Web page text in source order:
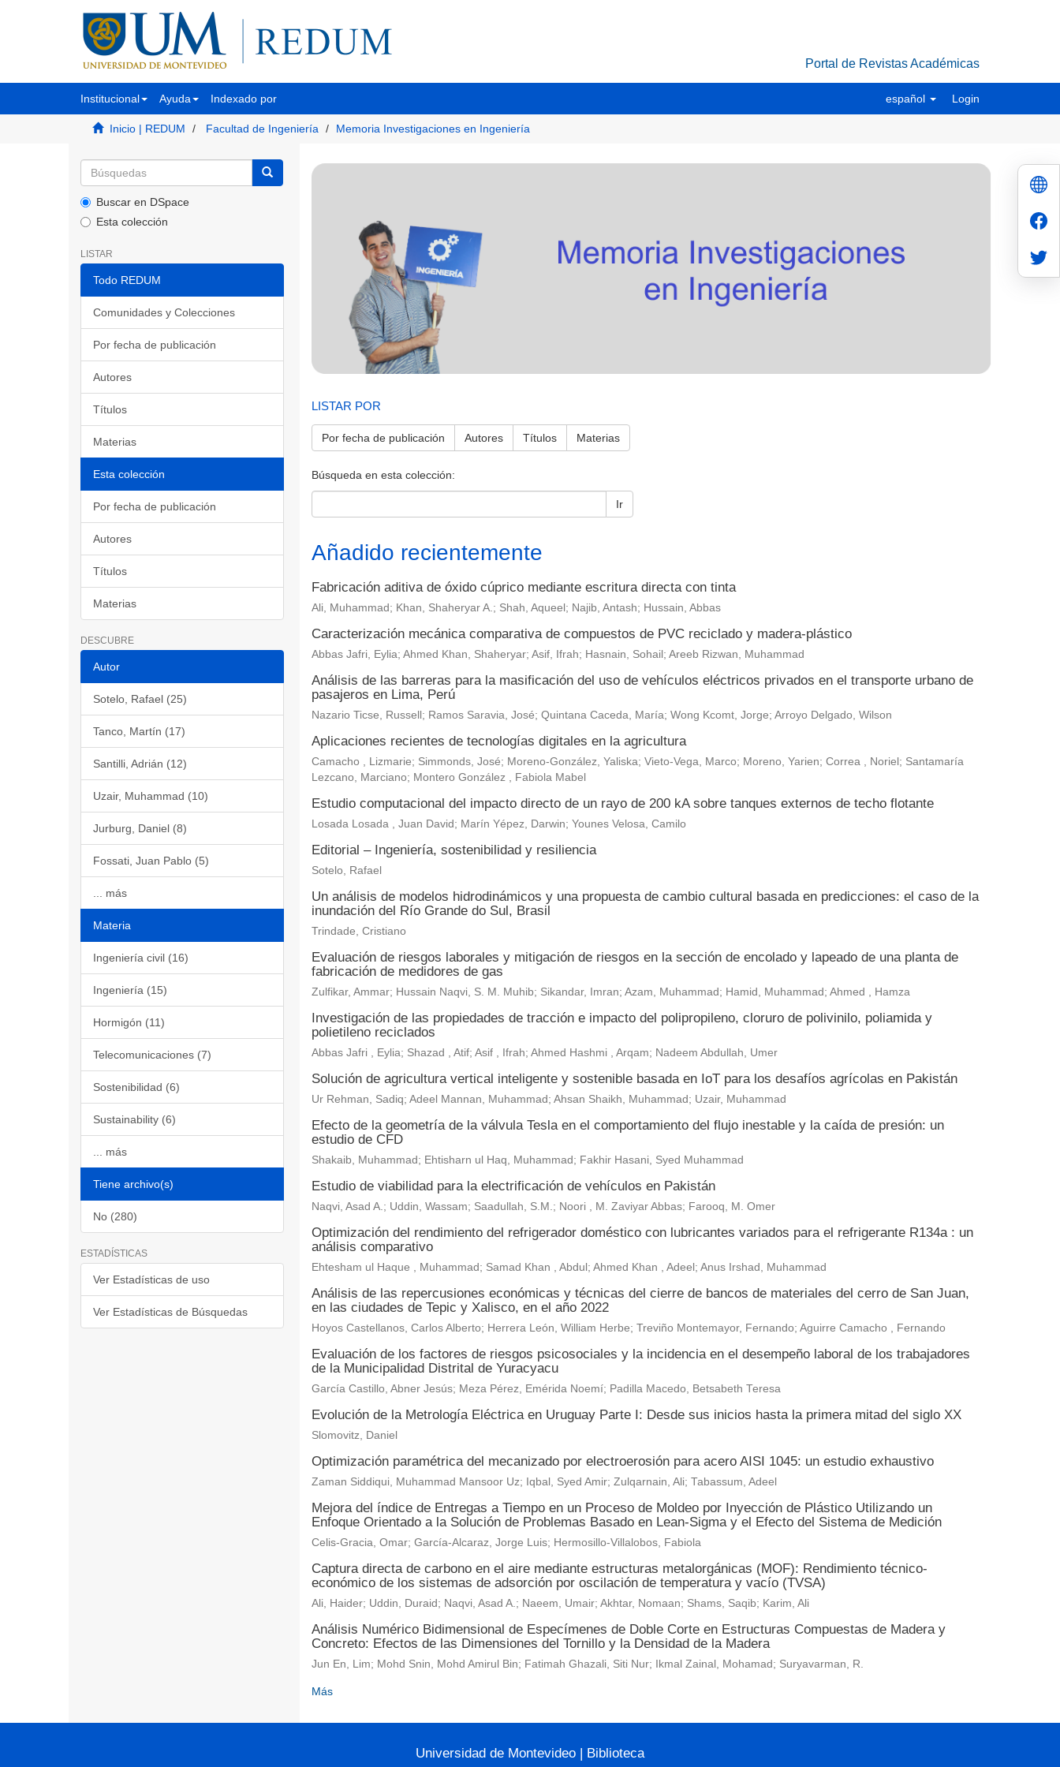
Portal de Revistas Académicas
Institucional Ayuda Indexado por español Login
Inicio | REDUM Facultad de Ingeniería Memoria Investigaciones en Ingeniería
Buscar en DSpace
Esta colección
LISTAR
Todo REDUM
Comunidades y Colecciones
Por fecha de publicación
Autores
Títulos
Materias
Esta colección
Por fecha de publicación
Autores
Títulos
Materias
DESCUBRE
Autor
Sotelo, Rafael (25)
Tanco, Martín (17)
Santilli, Adrián (12)
Uzair, Muhammad (10)
Jurburg, Daniel (8)
Fossati, Juan Pablo (5)
... más
Materia
Ingeniería civil (16)
Ingeniería (15)
Hormigón (11)
Telecomunicaciones (7)
Sostenibilidad (6)
Sustainability (6)
... más
Tiene archivo(s)
No (280)
ESTADÍSTICAS
Ver Estadísticas de uso
Ver Estadísticas de Búsquedas
LISTAR POR
Por fecha de publicación Autores Títulos Materias
Búsqueda en esta colección:
Ir
Añadido recientemente
Fabricación aditiva de óxido cúprico mediante escritura directa con tinta
Ali, Muhammad; Khan, Shaheryar A.; Shah, Aqueel; Najib, Antash; Hussain, Abbas
Caracterización mecánica comparativa de compuestos de PVC reciclado y madera-plástico
Abbas Jafri, Eylia; Ahmed Khan, Shaheryar; Asif, Ifrah; Hasnain, Sohail; Areeb Rizwan, Muhammad
Análisis de las barreras para la masificación del uso de vehículos eléctricos privados en el transporte urbano de
pasajeros en Lima, Perú
Nazario Ticse, Russell; Ramos Saravia, José; Quintana Caceda, María; Wong Kcomt, Jorge; Arroyo Delgado, Wilson
Aplicaciones recientes de tecnologías digitales en la agricultura
Camacho , Lizmarie; Simmonds, José; Moreno-González, Yaliska; Vieto-Vega, Marco; Moreno, Yarien; Correa , Noriel; Santamaría
Lezcano, Marciano; Montero González , Fabiola Mabel
Estudio computacional del impacto directo de un rayo de 200 kA sobre tanques externos de techo flotante
Losada Losada , Juan David; Marín Yépez, Darwin; Younes Velosa, Camilo
Editorial – Ingeniería, sostenibilidad y resiliencia
Sotelo, Rafael
Un análisis de modelos hidrodinámicos y una propuesta de cambio cultural basada en predicciones: el caso de la
inundación del Río Grande do Sul, Brasil
Trindade, Cristiano
Evaluación de riesgos laborales y mitigación de riesgos en la sección de encolado y lapeado de una planta de
fabricación de medidores de gas
Zulfikar, Ammar; Hussain Naqvi, S. M. Muhib; Sikandar, Imran; Azam, Muhammad; Hamid, Muhammad; Ahmed , Hamza
Investigación de las propiedades de tracción e impacto del polipropileno, cloruro de polivinilo, poliamida y
polietileno reciclados
Abbas Jafri , Eylia; Shazad , Atif; Asif , Ifrah; Ahmed Hashmi , Arqam; Nadeem Abdullah, Umer
Solución de agricultura vertical inteligente y sostenible basada en IoT para los desafíos agrícolas en Pakistán
Ur Rehman, Sadiq; Adeel Mannan, Muhammad; Ahsan Shaikh, Muhammad; Uzair, Muhammad
Efecto de la geometría de la válvula Tesla en el comportamiento del flujo inestable y la caída de presión: un
estudio de CFD
Shakaib, Muhammad; Ehtisharn ul Haq, Muhammad; Fakhir Hasani, Syed Muhammad
Estudio de viabilidad para la electrificación de vehículos en Pakistán
Naqvi, Asad A.; Uddin, Wassam; Saadullah, S.M.; Noori , M. Zaviyar Abbas; Farooq, M. Omer
Optimización del rendimiento del refrigerador doméstico con lubricantes variados para el refrigerante R134a : un
análisis comparativo
Ehtesham ul Haque , Muhammad; Samad Khan , Abdul; Ahmed Khan , Adeel; Anus Irshad, Muhammad
Análisis de las repercusiones económicas y técnicas del cierre de bancos de materiales del cerro de San Juan,
en las ciudades de Tepic y Xalisco, en el año 2022
Hoyos Castellanos, Carlos Alberto; Herrera León, William Herbe; Treviño Montemayor, Fernando; Aguirre Camacho , Fernando
Evaluación de los factores de riesgos psicosociales y la incidencia en el desempeño laboral de los trabajadores
de la Municipalidad Distrital de Yuracyacu
García Castillo, Abner Jesús; Meza Pérez, Emérida Noemí; Padilla Macedo, Betsabeth Teresa
Evolución de la Metrología Eléctrica en Uruguay Parte I: Desde sus inicios hasta la primera mitad del siglo XX
Slomovitz, Daniel
Optimización paramétrica del mecanizado por electroerosión para acero AISI 1045: un estudio exhaustivo
Zaman Siddiqui, Muhammad Mansoor Uz; Iqbal, Syed Amir; Zulqarnain, Ali; Tabassum, Adeel
Mejora del índice de Entregas a Tiempo en un Proceso de Moldeo por Inyección de Plástico Utilizando un
Enfoque Orientado a la Solución de Problemas Basado en Lean-Sigma y el Efecto del Sistema de Medición
Celis-Gracia, Omar; García-Alcaraz, Jorge Luis; Hermosillo-Villalobos, Fabiola
Captura directa de carbono en el aire mediante estructuras metalorgánicas (MOF): Rendimiento técnico-
económico de los sistemas de adsorción por oscilación de temperatura y vacío (TVSA)
Ali, Haider; Uddin, Duraid; Naqvi, Asad A.; Naeem, Umair; Akhtar, Nomaan; Shams, Saqib; Karim, Ali
Análisis Numérico Bidimensional de Especímenes de Doble Corte en Estructuras Compuestas de Madera y
Concreto: Efectos de las Dimensiones del Tornillo y la Densidad de la Madera
Jun En, Lim; Mohd Snin, Mohd Amirul Bin; Fatimah Ghazali, Siti Nur; Ikmal Zainal, Mohamad; Suryavarman, R.
Más
Universidad de Montevideo | Biblioteca